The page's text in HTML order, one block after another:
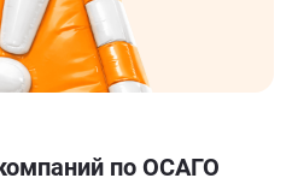
по ОСАГО